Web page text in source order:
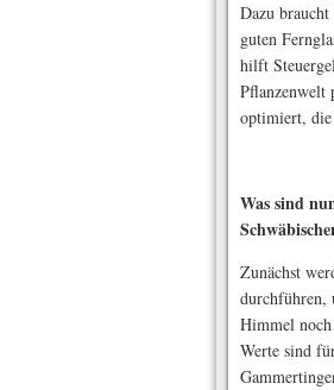
Dazu
guten
hilft
Pflanzenwelt
optimiert,
Was sind
Zunächst
durchführen,
Himmel
Werte sind